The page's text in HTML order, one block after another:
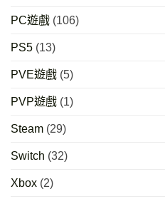
PC遊戲 (106)
PS5 (13)
PVE遊戲 (5)
PVP遊戲 (1)
Steam (29)
Switch (32)
Xbox (2)